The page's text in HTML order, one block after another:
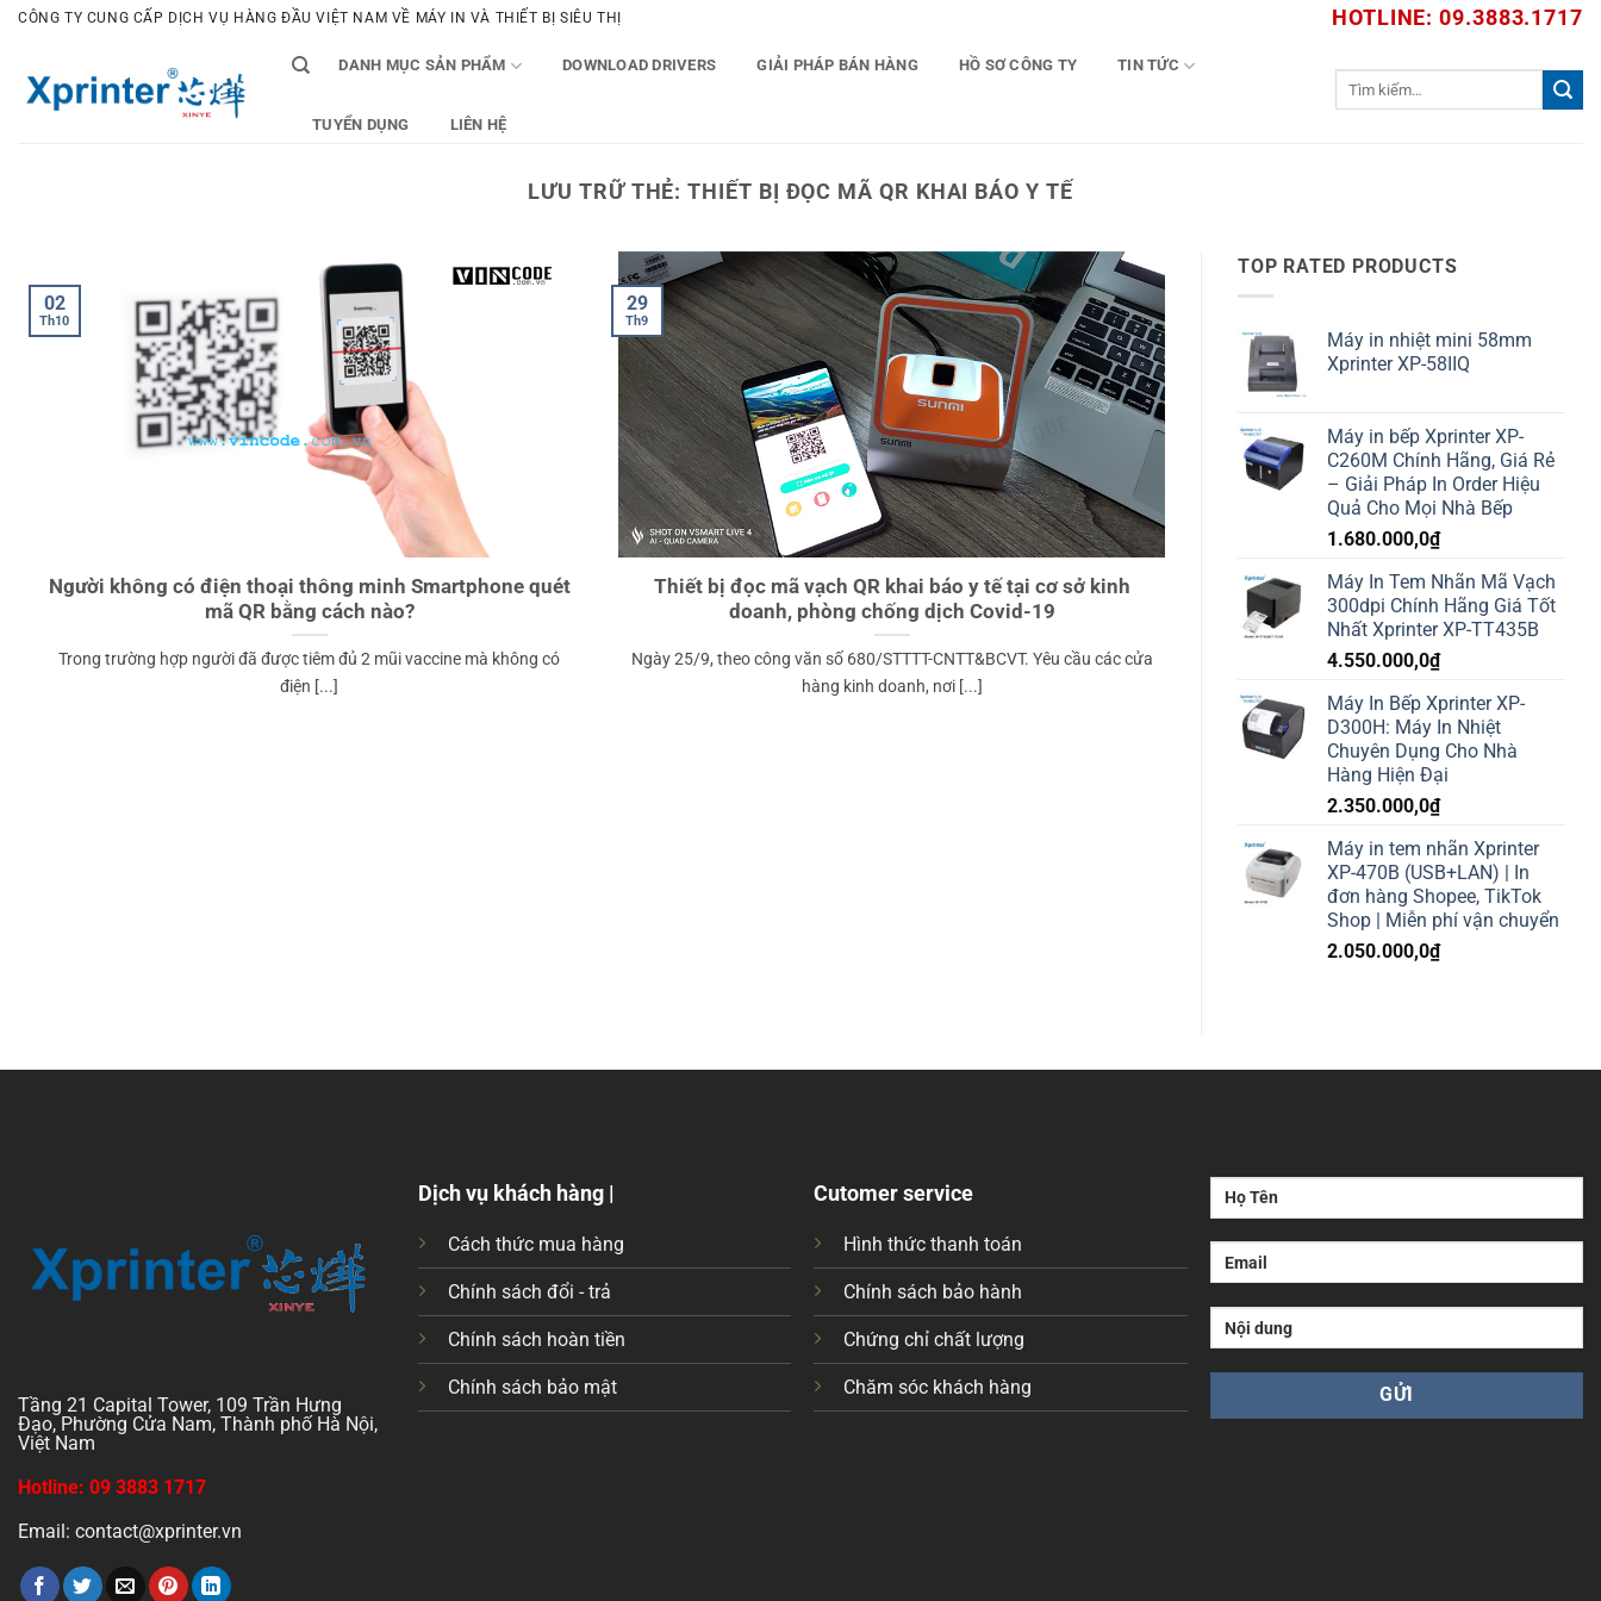
Bỏ
dung
CÔNG TY CUNG CẤP DỊCH VỤ HÀNG ĐẦU VIỆT NAM VỀ MÁY IN VÀ THIẾT BỊ SIÊU THỊ HOTLINE: 09.3883.1717
DANH MỤC SẢN PHẨM DOWNLOAD DRIVERS GIẢI PHÁP BÁN HÀNG HỒ SƠ CÔNG TY TIN TỨC
TUYỂN DỤNG LIÊN HỆ
LƯU TRỮ THẺ:THIẾT BỊ ĐỌC MÃ QR KHAI BÁO Y TẾ
Người không có điện thoại thông minh Smartphone quét
mã QR bằng cách nào?
Trong trường hợp người đã được tiêm đủ 2 mũi vaccine mà không có
điện [...]
02
Th10
Thiết bị đọc mã vạch QR khai báo y tế tại cơ sở kinh
doanh, phòng chống dịch Covid-19
Ngày 25/9, theo công văn số 680/STTTT-CNTT&BCVT. Yêu cầu các cửa
hàng kinh doanh, nơi [...]
29
Th9
TOP RATED PRODUCTS
Máy in nhiệt mini 58mm
Xprinter XP-58IIQ
Máy in bếp Xprinter XP-
C260M Chính Hãng, Giá Rẻ
– Giải Pháp In Order Hiệu
Quả Cho Mọi Nhà Bếp
1.680.000,0₫
Máy In Tem Nhãn Mã Vạch
300dpi Chính Hãng Giá Tốt
Nhất Xprinter XP-TT435B
4.550.000,0₫
Máy In Bếp Xprinter XP-
D300H: Máy In Nhiệt
Chuyên Dụng Cho Nhà
Hàng Hiện Đại
2.350.000,0₫
Máy in tem nhãn Xprinter
XP-470B (USB+LAN) | In
đơn hàng Shopee, TikTok
Shop | Miễn phí vận chuyển
2.050.000,0₫
Tầng 21 Capital Tower, 109 Trần Hưng
Đạo, Phường Cửa Nam, Thành phố Hà Nội,
Việt Nam
Hotline: 09 3883 1717
Email: contact@xprinter.vn
Dịch vụ khách hàng |
Cách thức mua hàng
Chính sách đổi - trả
Chính sách hoàn tiền
Chính sách bảo mật
Cutomer service
Hình thức thanh toán
Chính sách bảo hành
Chứng chỉ chất lượng
Chăm sóc khách hàng